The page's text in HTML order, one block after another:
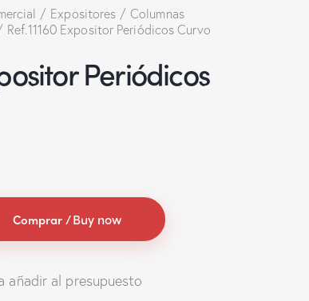
Expositores
Columnas
Ref.11160 Expositor Periódicos Curvo
Periódicos
Buy now
añadir al presupuesto